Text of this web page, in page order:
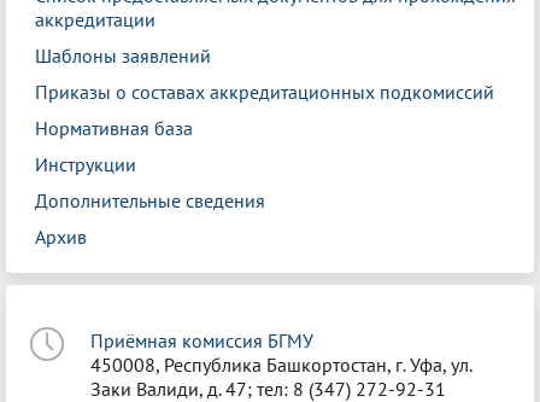
аккредитации
Шаблоны заявлений
Приказы о составах аккредитационных подкомиссий
Нормативная база
Инструкции
Дополнительные сведения
Архив
Приёмная комиссия БГМУ
450008, Республика Башкортостан, г. Уфа, ул.
Заки Валиди, д. 47; тел: 8 (347) 272-92-31